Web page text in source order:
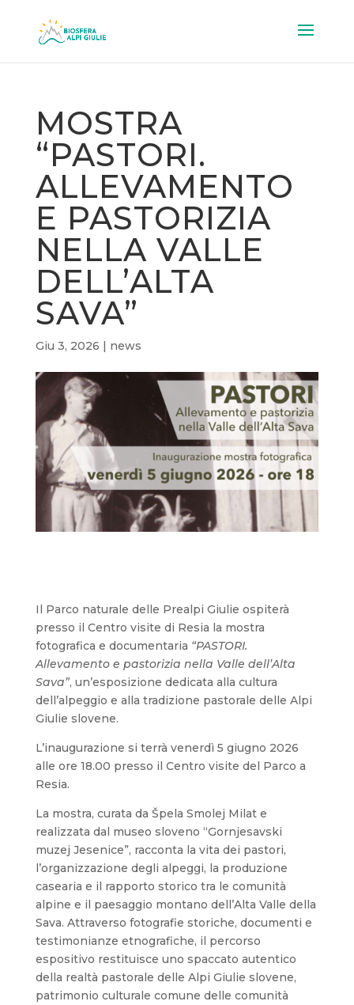
MOSTRA
“PASTORI.
ALLEVAMENTO
E PASTORIZIA
NELLA VALLE
DELL’ALTA
SAVA”
Giu 3, 2026 | news
Il Parco naturale delle Prealpi Giulie ospiterà
presso il Centro visite di Resia la mostra
fotografica e documentaria “PASTORI.
Allevamento e pastorizia nella Valle dell’Alta
Sava”, un’esposizione dedicata alla cultura
dell’alpeggio e alla tradizione pastorale delle Alpi
Giulie slovene.
L’inaugurazione si terrà venerdì 5 giugno 2026
alle ore 18.00 presso il Centro visite del Parco a
Resia.
La mostra, curata da Špela Smolej Milat e
realizzata dal museo sloveno “Gornjesavski
muzej Jesenice”, racconta la vita dei pastori,
l’organizzazione degli alpeggi, la produzione
casearia e il rapporto storico tra le comunità
alpine e il paesaggio montano dell’Alta Valle della
Sava. Attraverso fotografie storiche, documenti e
testimonianze etnografiche, il percorso
espositivo restituisce uno spaccato autentico
della realtà pastorale delle Alpi Giulie slovene,
patrimonio culturale comune delle comunità